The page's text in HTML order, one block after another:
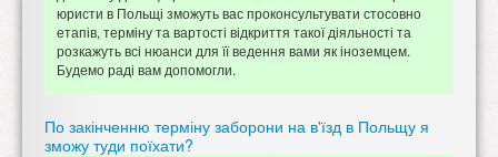
юристи в Польщі зможуть вас проконсультувати стосовно
етапів, терміну та вартості відкриття такої діяльності та
розкажуть всі нюанси для її ведення вами як іноземцем.
Будемо раді вам допомогли.
По закінченню терміну заборони на в'їзд в Польщу я
зможу туди поїхати?